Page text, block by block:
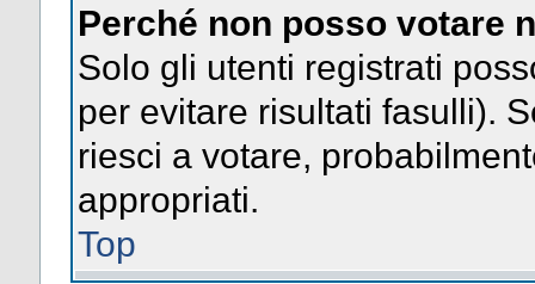
Perché non posso votare
Solo gli utenti registrati
per evitare risultati fasulli).
riesci a votare,
appropriati.
Top